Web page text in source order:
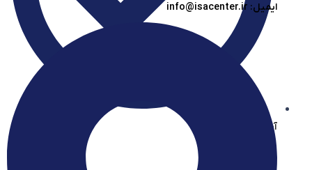
آیساسنتر در بله
ایمیل: info@isacenter.ir